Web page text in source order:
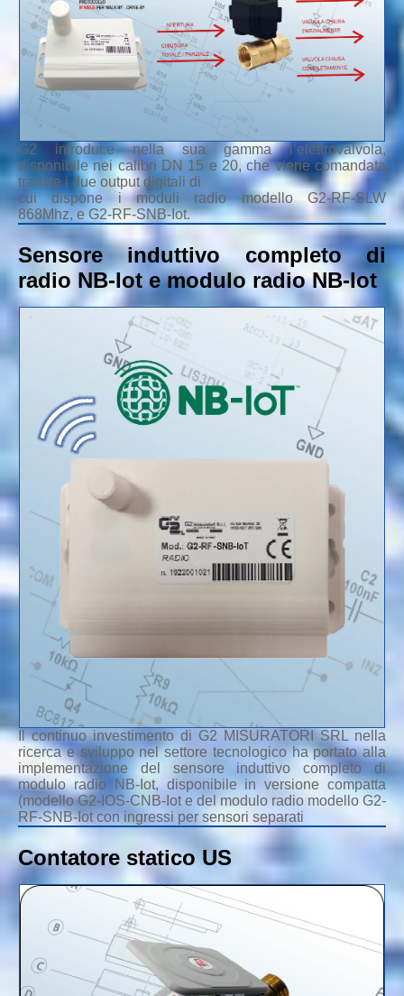
G2 introduce nella sua gamma l’elettrovalvola,
disponibile nei calibri DN 15 e 20, che viene comandata
tramite i due output digitali di
cui dispone i moduli radio modello G2-RF-SLW
868Mhz, e G2-RF-SNB-Iot.
Sensore induttivo completo di
radio NB-Iot e modulo radio NB-Iot
Il continuo investimento di G2 MISURATORI SRL nella
ricerca e sviluppo nel settore tecnologico ha portato alla
implementazione del sensore induttivo completo di
modulo radio NB-Iot, disponibile in versione compatta
(modello G2-IOS-CNB-Iot e del modulo radio modello G2-
RF-SNB-Iot con ingressi per sensori separati
Contatore statico US